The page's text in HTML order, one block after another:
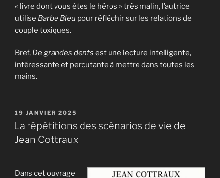
« livre dont vous êtes le héros » très malin, l’autrice
utilise Barbe Bleu pour réfléchir sur les relations de
couple toxiques.
Bref, De grandes dents est une lecture intelligente,
intéressante et percutante à mettre dans toutes les
mains.
PUBLIÉ
LE
19 JANVIER 2025
La répétitions des scénarios de vie de
Jean Cottraux
Dans cet ouvrage